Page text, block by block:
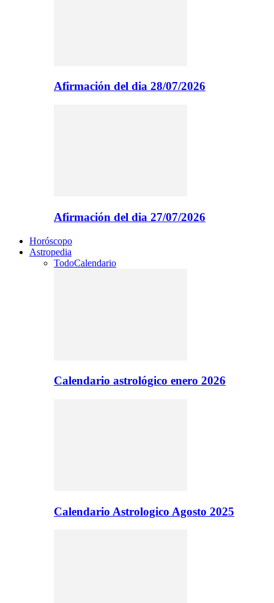
Afirmación del dia 28/07/2026
Afirmación del dia 27/07/2026
Horóscopo
Astropedia
TodoCalendario
Calendario astrológico enero 2026
Calendario Astrologico Agosto 2025